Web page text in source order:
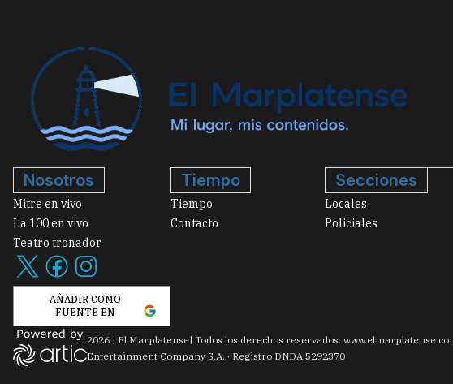
Nosotros
Mitre en vivo
La 100 en vivo
Teatro tronador
AÑADIR COMO
FUENTE EN
Tiempo
Tiempo
Contacto
Secciones
Locales
Policiales
2026 | El Marplatense| Todos los derechos reservados: www.
Entertainment Company S.A. · Registro DNDA 5292370